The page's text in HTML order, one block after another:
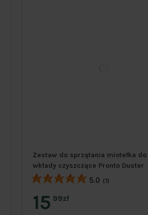
Zestaw do sprzątania miotełka
wkłady czyszczące Pronto Duster
5.0 (1)
15 99zł